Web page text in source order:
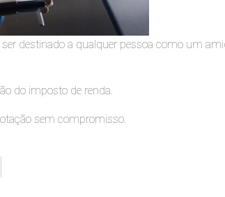
destinado a qualquer pessoa como um
do imposto de renda.
sem compromisso.